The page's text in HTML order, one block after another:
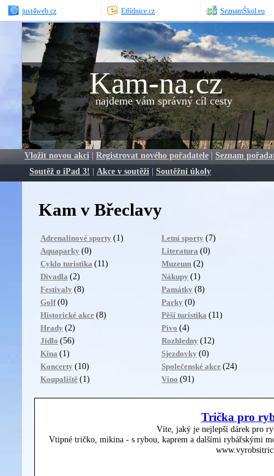
just4web.cz Etřídnice.cz SeznamŠkol.eu
Kam-na.cz
najdeme vám správný cíl cesty
Vložit novou akci | Registrovat nového pořadatele | Seznam
Soutěž o iPad 3! | Akce v soutěži | Soutěžní úkoly
Kam v Břeclavy
Adrenalinové sporty (1)
Aquaparky (0)
Cyklo turistika (11)
Divadla (2)
Festivaly (8)
Golf (0)
Historické akce (8)
Hrady (2)
Jídlo (56)
Kina (1)
Koncerty (10)
Koupaliště (1)
Letní sporty (7)
Literatura (0)
Muzeum (2)
Nákupy (1)
Památky (8)
Parky (0)
Pěší turistika (11)
Pivo (4)
Rozhledny (12)
Sjezdovky (0)
Společenské akce (24)
Víno (91)
Trička pro
Víte, jaký je nejlepší dárek pro
Vtipné tričko, mikina - s rybou, kaprem a dalšími rybářskými